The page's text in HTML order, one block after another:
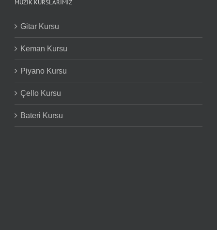
MÜZIK KURSLARIMIZ
Gitar Kursu
Keman Kursu
Piyano Kursu
Çello Kursu
Bateri Kursu